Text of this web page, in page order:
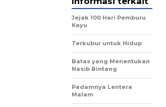
Jejak 100 Hari Pemburu
Kayu
Terkubur untuk Hidup
Batas yang Menentukan
Nasib Bintang
Padamnya Lentera
Malam